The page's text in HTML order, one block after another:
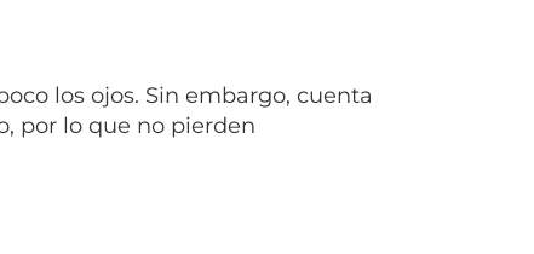
los ojos. Sin embargo, cuenta
por lo que no pierden